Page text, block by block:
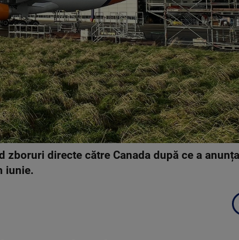
zboruri directe către Canada după ce a
iunie.